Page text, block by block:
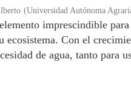
(Universidad Autónoma
imprescindible
ecosistema. Con el
de agua, tanto para